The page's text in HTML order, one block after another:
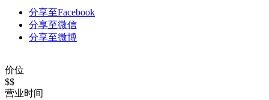
分享至Facebook
分享至微信
分享至微博
价位
$$
营业时间